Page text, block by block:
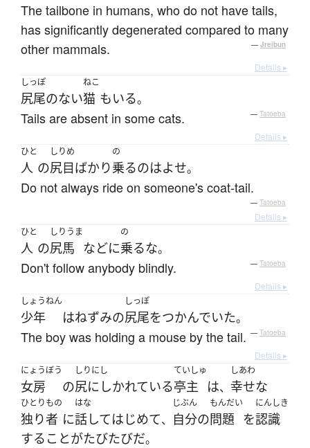
The tailbone in humans, who do not have tails,
has significantly degenerated compared to many
other mammals.
— Jreibun
Details ▸
しっぽ
尻尾のない
ねこ
猫 もいる。
Tails are absent in some cats. — Tatoeba
Details ▸
ひと
人 の
しりめ
尻目ばかり
の
乗るのはよせ。
Do not always ride on someone's coat-tail.
— Tatoeba
Details ▸
ひと
人 の
しりうま
尻馬 などに
の
乗るな。
Don't follow anybody blindly. — Tatoeba
Details ▸
しょうねん
少年 はねずみの
しっぽ
尻尾をつかんでいた。
The boy was holding a mouse by the tail. — Tatoeba
Details ▸
にょうぼう
女房 の
しりにし
尻にしかれている
ていしゅ
亭主 は、
しあわ
幸せな
ひとりもの
独り者 に
はな
話してはじめて、
じぶん
自分の
もんだい
問題 を
にんしき
認識
する ことがたびたびだ。